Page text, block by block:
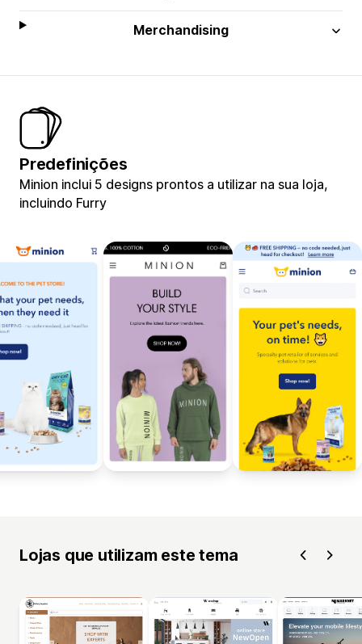
Merchandising
Predefinições
Minion inclui 5 designs prontos a utilizar na sua loja,
incluindo Furry
Lojas que utilizam este tema